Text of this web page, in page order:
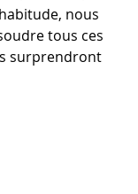
nous
tous ces
surprendront